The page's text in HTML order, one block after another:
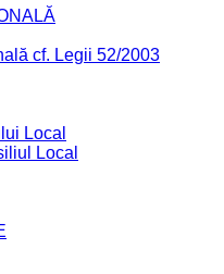
cf. Legii 52/2003
Local
Local